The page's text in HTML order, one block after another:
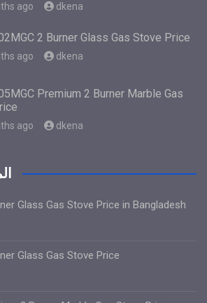
ago dkena
2 Burner Glass Gas Stove Price
ago dkena
Premium 2 Burner Marble Gas
ago dkena
Glass Gas Stove Price in Bangladesh
Glass Gas Stove Price